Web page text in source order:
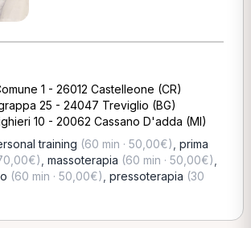
1 - 26012 Castelleone (CR)
25 - 24047 Treviglio (BG)
10 - 20062 Cassano D'adda (MI)
training (60 min · 50,00€) prima
massoterapia (60 min · 50,00€)
(60 min · 50,00€) pressoterapia (30